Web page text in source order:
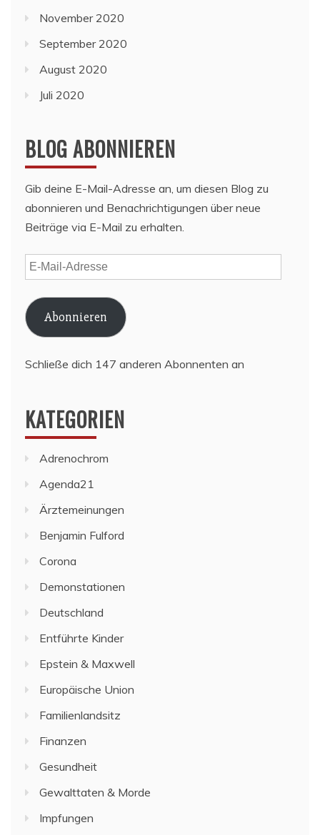
November 2020
September 2020
August 2020
Juli 2020
BLOG ABONNIEREN
Gib deine E-Mail-Adresse an, um diesen Blog zu
abonnieren und Benachrichtigungen über neue
Beiträge via E-Mail zu erhalten.
E-
Mail-
Adresse
Abonnieren
Schließe dich 147 anderen Abonnenten an
KATEGORIEN
Adrenochrom
Agenda21
Ärztemeinungen
Benjamin Fulford
Corona
Demonstationen
Deutschland
Entführte Kinder
Epstein & Maxwell
Europäische Union
Familienlandsitz
Finanzen
Gesundheit
Gewalttaten & Morde
Impfungen